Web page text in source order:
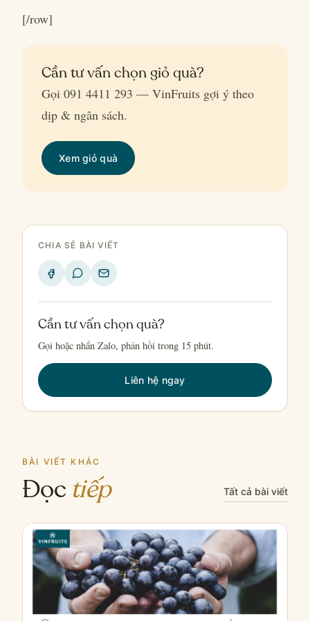
[/row]
Cần tư vấn chọn giỏ quà?
Gọi 091 4411 293 — VinFruits gợi ý theo
dịp & ngân sách.
Xem giỏ quà
CHIA SẺ BÀI VIẾT
Cần tư vấn chọn quà?
Gọi hoặc nhắn Zalo, phản hồi trong 15 phút.
Liên hệ ngay
BÀI VIẾT KHÁC
Đọc tiếp Tất cả bài viết